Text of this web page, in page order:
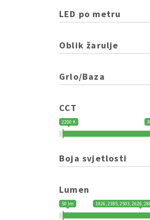
LED po metru
Oblik žarulje
Grlo/Baza
CCT
2200 K
Boja svjetlosti
Lumen
50 lm 1926, 2385, 2503, 2626,